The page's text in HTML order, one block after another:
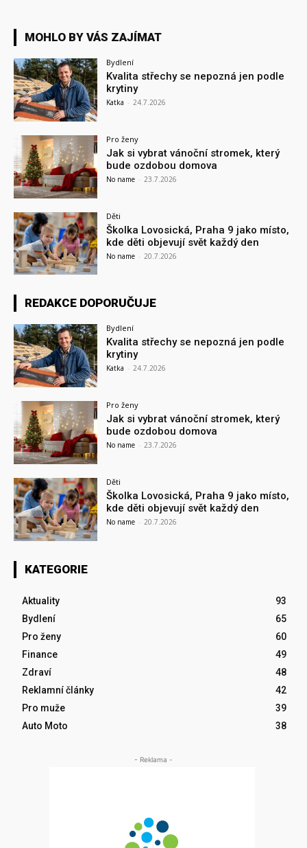
MOHLO BY VÁS ZAJÍMAT
Bydlení
Kvalita střechy se nepozná jen podle
krytiny
Katka - 24.7.2026
Pro ženy
Jak si vybrat vánoční stromek, který
bude ozdobou domova
No name - 23.7.2026
Děti
Školka Lovosická, Praha 9 jako místo,
kde děti objevují svět každý den
No name - 20.7.2026
REDAKCE DOPORUČUJE
Bydlení
Kvalita střechy se nepozná jen podle
krytiny
Katka - 24.7.2026
Pro ženy
Jak si vybrat vánoční stromek, který
bude ozdobou domova
No name - 23.7.2026
Děti
Školka Lovosická, Praha 9 jako místo,
kde děti objevují svět každý den
No name - 20.7.2026
KATEGORIE
Aktuality
93
Bydlení
65
Pro ženy
60
Finance
49
Zdraví
48
Reklamní články
42
Pro muže
39
Auto Moto
38
- Reklama -